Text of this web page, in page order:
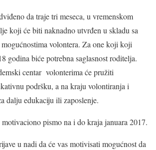
da traje tri meseca, u vremenskom
koji će biti naknadno utvrđen u skladu sa
volontera. Za one koji koji
godina biće potrebna saglasnost roditelja.
centar volonterima će pružiti
podršku, a na kraju volontiranja i
dalju edukaciju ili zaposlenje.
pismo na i do kraja januara 2017.
u nadi da će vas motivisati mogućnost da